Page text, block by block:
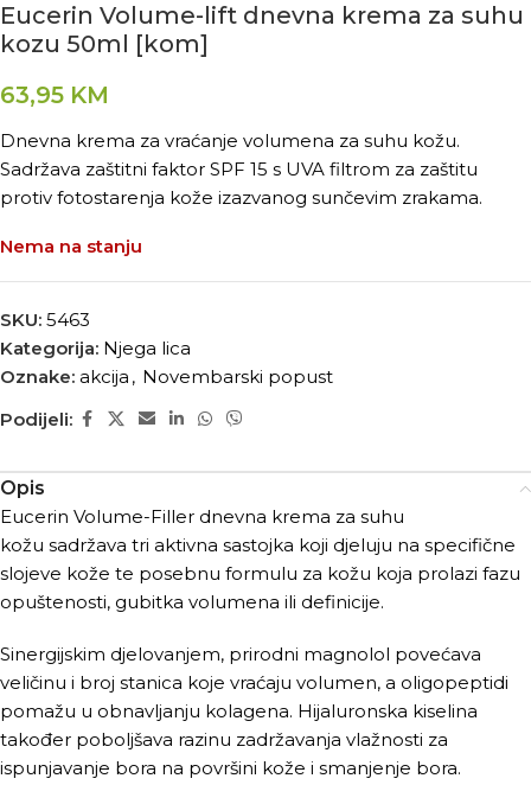
Eucerin Volume-lift dnevna krema za suhu
kozu 50ml [kom]
63,95 KM
Dnevna krema za vraćanje volumena za suhu kožu.
Sadržava zaštitni faktor SPF 15 s UVA filtrom za zaštitu
protiv fotostarenja kože izazvanog sunčevim zrakama.
Nema na stanju
SKU: 5463
Kategorija: Njega lica
Oznake: akcija , Novembarski popust
Podijeli:
Opis
Eucerin Volume-Filler dnevna krema za suhu
kožu sadržava tri aktivna sastojka koji djeluju na specifične
slojeve kože te posebnu formulu za kožu koja prolazi fazu
opuštenosti, gubitka volumena ili definicije.
Sinergijskim djelovanjem, prirodni magnolol povećava
veličinu i broj stanica koje vraćaju volumen, a oligopeptidi
pomažu u obnavljanju kolagena. Hijaluronska kiselina
također poboljšava razinu zadržavanja vlažnosti za
ispunjavanje bora na površini kože i smanjenje bora.